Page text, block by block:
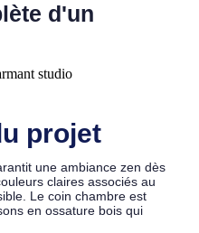
d'un
projet
une ambiance zen dès
claires associés au
Le coin chambre est
en ossature bois qui